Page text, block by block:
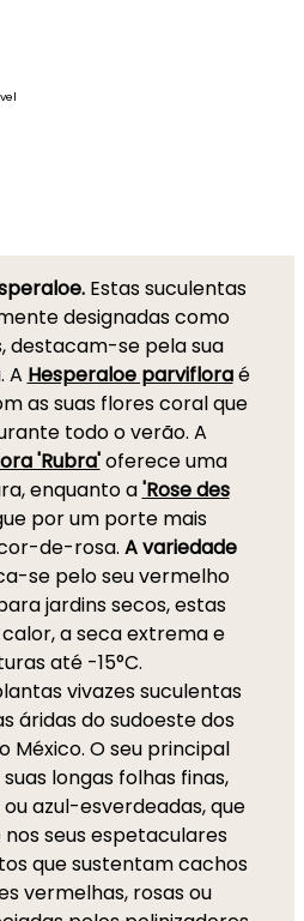
Estas suculentas
designadas como
destacam-se pela sua
A Hesperaloe parvifloraé
as suas flores coral que
todo o verão. A
'Rubra'oferece uma
enquanto a'Rose des
por um porte mais
de-rosa. A variedade
se pelo seu vermelho
jardins secos, estas
a seca extrema e
até -15°C.
vivazes suculentas
áridas do sudoeste dos
México. O seu principal
longas folhas finas,
azul-esverdeadas, que
seus espetaculares
que sustentam cachos
vermelhas, rosas ou